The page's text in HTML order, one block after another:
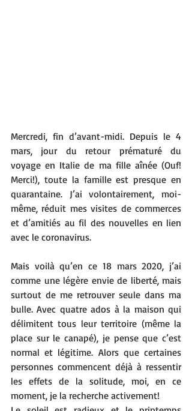
Mercredi, fin d’avant-midi. Depuis le 4
mars, jour du retour prématuré du
voyage en Italie de ma fille aînée (Ouf!
Merci!), toute la famille est presque en
quarantaine. J’ai volontairement, moi-
même, réduit mes visites de commerces
et d’amitiés au fil des nouvelles en lien
avec le coronavirus.
Mais voilà qu’en ce 18 mars 2020, j’ai
comme une légère envie de liberté, mais
surtout de me retrouver seule dans ma
bulle. Avec quatre ados à la maison qui
délimitent tous leur territoire (même la
place sur le canapé), je pense que c’est
normal et légitime. Alors que certaines
personnes commencent déjà à ressentir
les effets de la solitude, moi, en ce
moment, je la recherche activement!